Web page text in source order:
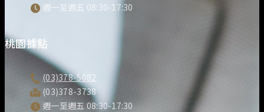
週一至週五 08:30-17:30
桃園據點
(03)378-5082
(03)378-3738
週一至週五 08:30-17:30